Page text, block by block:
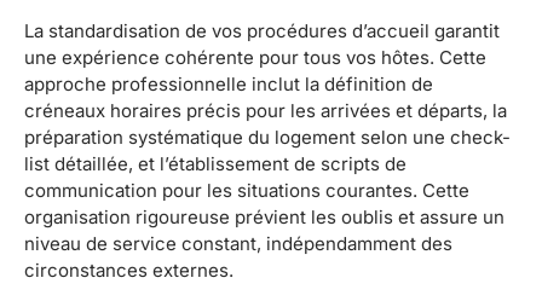
La standardisation de vos procédures d’accueil garantit
une expérience cohérente pour tous vos hôtes. Cette
approche professionnelle inclut la définition de
créneaux horaires précis pour les arrivées et départs, la
préparation systématique du logement selon une check-
list détaillée, et l’établissement de scripts de
communication pour les situations courantes. Cette
organisation rigoureuse prévient les oublis et assure un
niveau de service constant, indépendamment des
circonstances externes.